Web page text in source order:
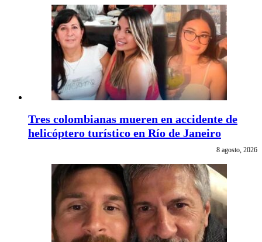
Tres colombianas mueren en accidente de
helicóptero turístico en Río de Janeiro
8 agosto, 2026